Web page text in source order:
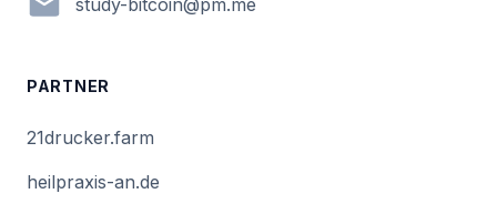
em.mp@nioctib-yduts
PARTNER
21drucker.farm
heilpraxis-an.de